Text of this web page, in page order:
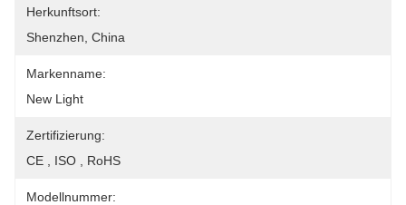
Herkunftsort:
Shenzhen, China
Markenname:
New Light
Zertifizierung:
CE , ISO , RoHS
Modellnummer: